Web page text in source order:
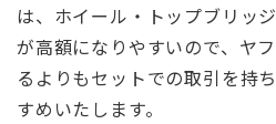
は、ホイール・トップブリッ
が高額になりやすいので、ヤ
るよりもセットでの取引を持
すめいたします。